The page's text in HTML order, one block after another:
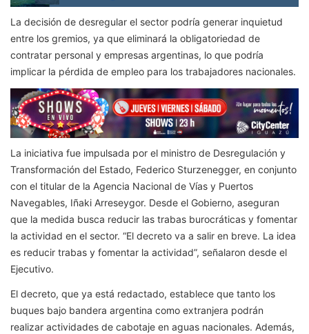
La decisión de desregular el sector podría generar inquietud
entre los gremios, ya que eliminará la obligatoriedad de
contratar personal y empresas argentinas, lo que podría
implicar la pérdida de empleo para los trabajadores nacionales.
La iniciativa fue impulsada por el ministro de Desregulación y
Transformación del Estado, Federico Sturzenegger, en conjunto
con el titular de la Agencia Nacional de Vías y Puertos
Navegables, Iñaki Arreseygor. Desde el Gobierno, aseguran
que la medida busca reducir las trabas burocráticas y fomentar
la actividad en el sector. “El decreto va a salir en breve. La idea
es reducir trabas y fomentar la actividad”, señalaron desde el
Ejecutivo.
El decreto, que ya está redactado, establece que tanto los
buques bajo bandera argentina como extranjera podrán
realizar actividades de cabotaje en aguas nacionales. Además,